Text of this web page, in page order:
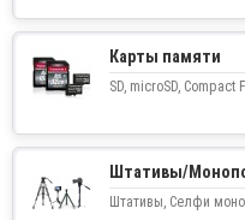
Карты памяти
SD, microSD, Compact
Штативы/
Штативы, Селфи